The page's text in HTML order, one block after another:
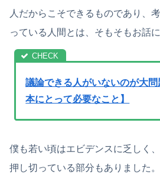
人だからこそできるものであり、
っている人間とは、そもそもお話
議論できる人がいないのが大問
本にとって必要なこと】
僕も若い頃はエビデンスに乏しく
押し切っている部分もありました。